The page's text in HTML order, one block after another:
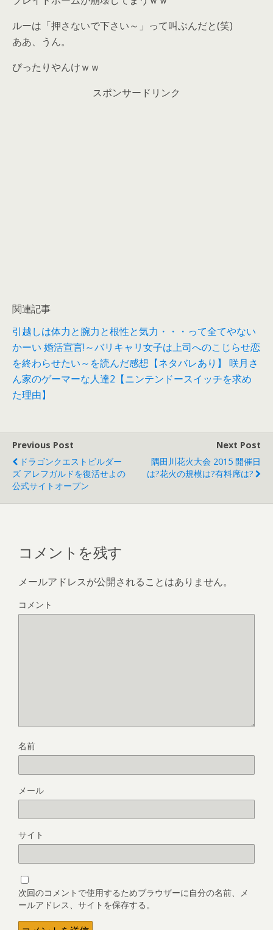
ルーは「押さないで下さい～」って叫ぶんだと(笑)
ああ、うん。
ぴったりやんけｗｗ
スポンサードリンク
関連記事
引越しは体力と腕力と根性と気力・・・って全てやない
かーい 婚活宣言!～バリキャリ女子は上司へのこじらせ恋
を終わらせたい～を読んだ感想【ネタバレあり】
咲月さ
ん家のゲーマーな人達2【ニンテンドースイッチを求め
た理由】
Previous Post
ドラゴンクエストビルダー
ズ アレフガルドを復活せよの
公式サイトオープン
Next Post
隅田川花火大会 2015 開催日
は?花火の規模は?有料席は?
コメントを残す
メールアドレスが公開されることはありません。
コメント
名前
メール
サイト
次回のコメントで使用するためブラウザーに自分の名前、メ
ールアドレス、サイトを保存する。